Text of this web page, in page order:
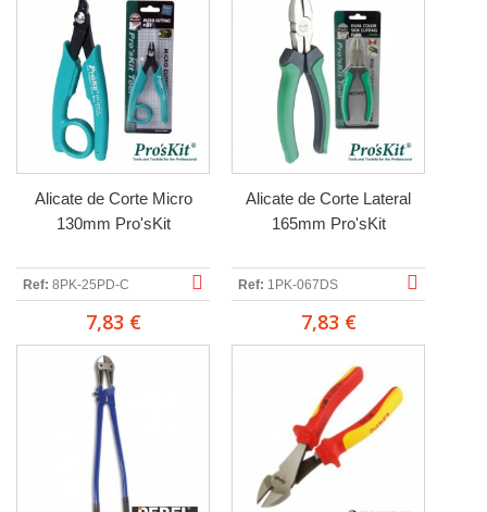
Alicate de Corte Micro
130mm Pro'sKit
Ref: 8PK-25PD-C
7,83 €
Alicate de Corte Lateral
165mm Pro'sKit
Ref: 1PK-067DS
7,83 €